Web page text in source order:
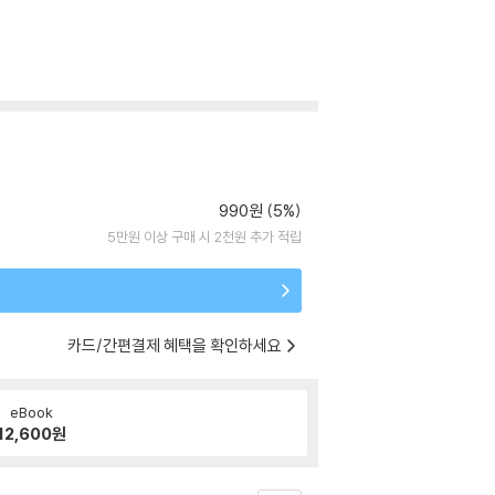
990원 (5%)
5만원 이상 구매 시 2천원 추가 적립
카드/간편결제 혜택을 확인하세요
eBook
원